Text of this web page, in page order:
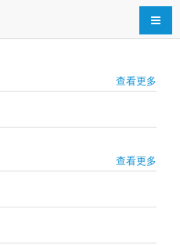
导航
查看更多
查看更多